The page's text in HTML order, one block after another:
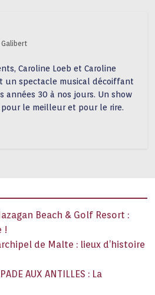
Galibert
Caroline Loeb et Caroline
un spectacle musical décoiffant
années 30 à nos jours. Un show
le meilleur et pour le rire.
Beach & Golf Resort :
!
de Malte : lieux d’histoire
AUX ANTILLES : La